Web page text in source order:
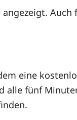
Auch
eine
alle fünf